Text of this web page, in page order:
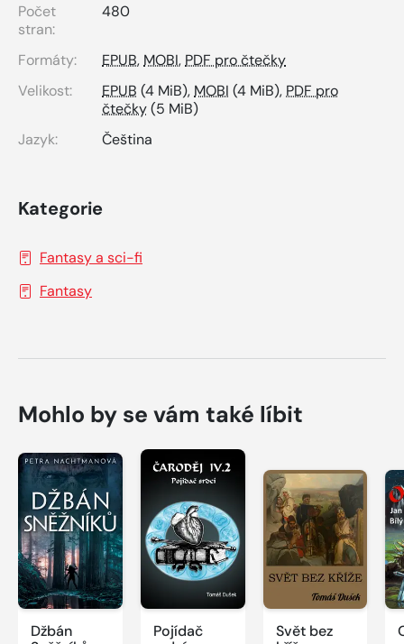
Počet
stran:
480
Formáty: EPUB, MOBI, PDF pro čtečky
Velikost:
EPUB (4 MiB), MOBI (4 MiB), PDF pro
čtečky(5 MiB)
Jazyk:
Čeština
Kategorie
Fantasy a sci-fi
Fantasy
Mohlo by se vám také líbit
Džbán
Pojídač
Svět bez